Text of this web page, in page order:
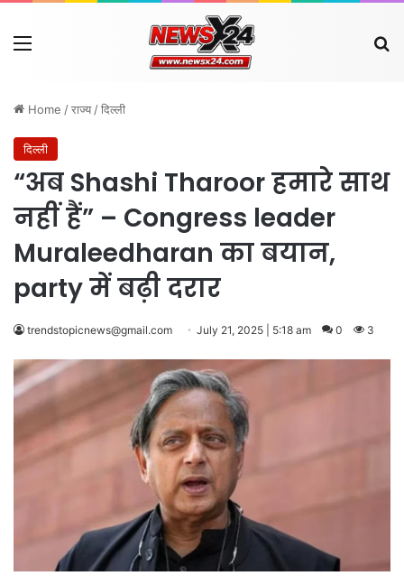
Menu
Home /राज्य /दिल्ली
दिल्ली
“अब Shashi Tharoor हमारे साथ
नहीं हैं” – Congress leader
Muraleedharan का बयान,
party में बढ़ी दरार
trendstopicnews@gmail.com July 21, 2025 | 5:18 am 0 3